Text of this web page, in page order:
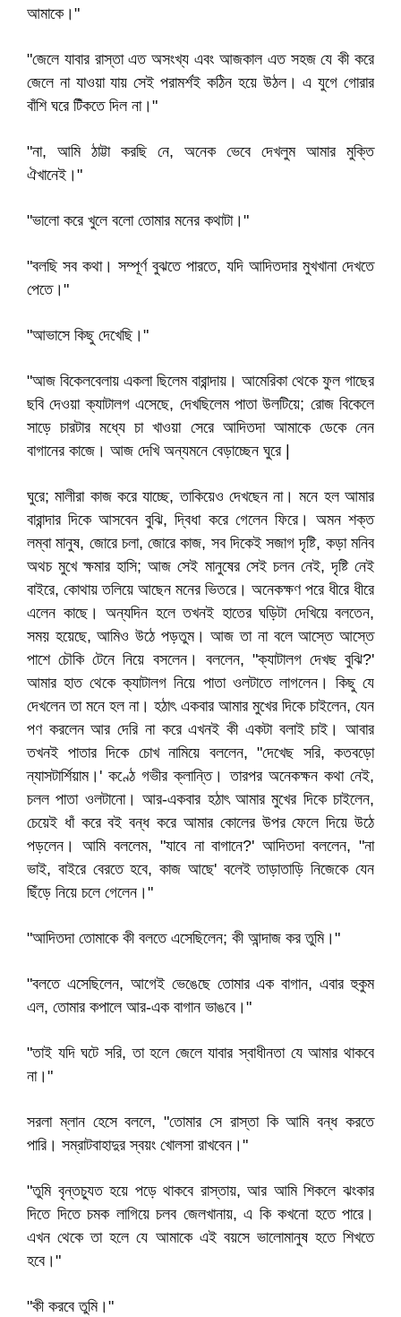
আমাকে।"
"জেলে যাবার রাস্তা এত অসংখ্য এবং আজকাল এত সহজ যে কী করে
জেলে না যাওয়া যায় সেই পরামর্শই কঠিন হয়ে উঠল। এ যুগে গোরার
বাঁশি ঘরে টিঁকতে দিল না।"
"না, আমি ঠাট্টা করছি নে, অনেক ভেবে দেখলুম আমার মুক্তি
ঐখানেই।"
"ভালো করে খুলে বলো তোমার মনের কথাটা।"
"বলছি সব কথা। সম্পূর্ণ বুঝতে পারতে, যদি আদিতদার মুখখানা দেখতে
পেতে।"
"আভাসে কিছু দেখেছি।"
"আজ বিকেলবেলায় একলা ছিলেম বারান্দায়। আমেরিকা থেকে ফুল গাছের
ছবি দেওয়া ক্যাটালগ এসেছে, দেখছিলেম পাতা উলটিয়ে; রোজ বিকেলে
সাড়ে চারটার মধ্যে চা খাওয়া সেরে আদিতদা আমাকে ডেকে নেন
বাগানের কাজে। আজ দেখি অন্যমনে বেড়াচ্ছেন ঘুরে |
ঘুরে; মালীরা কাজ করে যাচ্ছে, তাকিয়েও দেখছেন না। মনে হল আমার
বারান্দার দিকে আসবেন বুঝি, দ্বিধা করে গেলেন ফিরে। অমন শক্ত
লম্বা মানুষ, জোরে চলা, জোরে কাজ, সব দিকেই সজাগ দৃষ্টি, কড়া মনিব
অথচ মুখে ক্ষমার হাসি; আজ সেই মানুষের সেই চলন নেই, দৃষ্টি নেই
বাইরে, কোথায় তলিয়ে আছেন মনের ভিতরে। অনেকক্ষণ পরে ধীরে ধীরে
এলেন কাছে। অন্যদিন হলে তখনই হাতের ঘড়িটা দেখিয়ে বলতেন,
সময় হয়েছে, আমিও উঠে পড়তুম। আজ তা না বলে আস্তে আস্তে
পাশে চৌকি টেনে নিয়ে বসলেন। বললেন, "ক্যাটালগ দেখছ বুঝি?'
আমার হাত থেকে ক্যাটালগ নিয়ে পাতা ওলটাতে লাগলেন। কিছু যে
দেখলেন তা মনে হল না। হঠাৎ একবার আমার মুখের দিকে চাইলেন, যেন
পণ করলেন আর দেরি না করে এখনই কী একটা বলাই চাই। আবার
তখনই পাতার দিকে চোখ নামিয়ে বললেন, "দেখেছ সরি, কতবড়ো
ন্যাসটার্শিয়াম।' কণ্ঠে গভীর ক্লান্তি। তারপর অনেকক্ষন কথা নেই,
চলল পাতা ওলটানো। আর-একবার হঠাৎ আমার মুখের দিকে চাইলেন,
চেয়েই ধাঁ করে বই বন্ধ করে আমার কোলের উপর ফেলে দিয়ে উঠে
পড়লেন। আমি বললেম, "যাবে না বাগানে?' আদিতদা বললেন, "না
ভাই, বাইরে বেরতে হবে, কাজ আছে' বলেই তাড়াতাড়ি নিজেকে যেন
ছিঁড়ে নিয়ে চলে গেলেন।"
"আদিতদা তোমাকে কী বলতে এসেছিলেন; কী আন্দাজ কর তুমি।"
"বলতে এসেছিলেন, আগেই ভেঙেছে তোমার এক বাগান, এবার হুকুম
এল, তোমার কপালে আর-এক বাগান ভাঙবে।"
"তাই যদি ঘটে সরি, তা হলে জেলে যাবার স্বাধীনতা যে আমার থাকবে
না।"
সরলা ম্লান হেসে বললে, "তোমার সে রাস্তা কি আমি বন্ধ করতে
পারি। সম্রাটবাহাদুর স্বয়ং খোলসা রাখবেন।"
"তুমি বৃন্তচ্যুত হয়ে পড়ে থাকবে রাস্তায়, আর আমি শিকলে ঝংকার
দিতে দিতে চমক লাগিয়ে চলব জেলখানায়, এ কি কখনো হতে পারে।
এখন থেকে তা হলে যে আমাকে এই বয়সে ভালোমানুষ হতে শিখতে
হবে।"
"কী করবে তুমি।"